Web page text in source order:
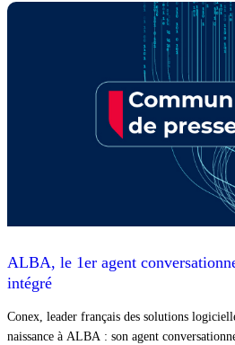
ALBA, le 1er agent
intégré
Conex, leader français des solutions
naissance à ALBA : son agent